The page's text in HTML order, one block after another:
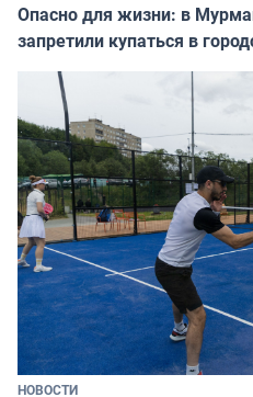
Опасно для жизни: в
запретили купаться в
НОВОСТИ